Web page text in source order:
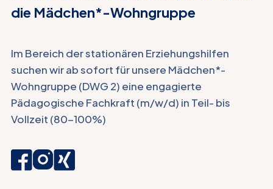
die Mädchen*-Wohngruppe
Im Bereich der stationären Erziehungshilfen
suchen wir ab sofort für unsere Mädchen*-
Wohngruppe (DWG 2) eine engagierte
Pädagogische Fachkraft (m/w/d) in Teil- bis
Vollzeit (80-100%)